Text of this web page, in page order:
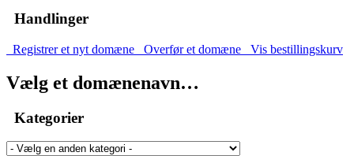
Handlinger
Registrer et nyt domæne Overfør et domæne Vis bestillingskurv
Vælg et domænenavn…
Kategorier